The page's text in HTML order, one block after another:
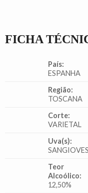
FICHA
País:
ESPANHA
Região:
TOSCANA
Corte:
VARIETAL
Uva(s):
Teor
Alcoólico:
12,50%